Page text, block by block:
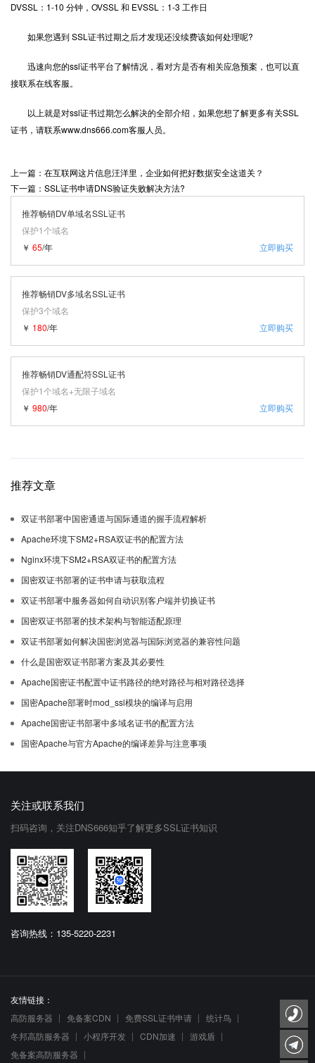
DVSSL：1-10 分钟，OVSSL 和 EVSSL：1-3 工作日
如果您遇到 SSL证书过期之后才发现还没续费该如何处理呢?
迅速向您的ssl证书平台了解情况，看对方是否有相关应急预案，也可以直
接联系在线客服。
以上就是对ssl证书过期怎么解决的全部介绍，如果您想了解更多有关SSL
证书，请联系www.dns666.com客服人员。
上一篇：在互联网这片信息汪洋里，企业如何把好数据安全这道关？
下一篇：SSL证书申请DNS验证失败解决方法?
推荐畅销DV单域名SSL证书
保护1个域名
立即购买
￥ 65/年
推荐畅销DV多域名SSL证书
保护3个域名
立即购买
￥ 180/年
推荐畅销DV通配符SSL证书
保护1个域名+无限子域名
立即购买
￥ 980/年
推荐文章
双证书部署中国密通道与国际通道的握手流程解析
Apache环境下SM2+RSA双证书的配置方法
Nginx环境下SM2+RSA双证书的配置方法
国密双证书部署的证书申请与获取流程
双证书部署中服务器如何自动识别客户端并切换证书
国密双证书部署的技术架构与智能适配原理
双证书部署如何解决国密浏览器与国际浏览器的兼容性问题
什么是国密双证书部署方案及其必要性
Apache国密证书配置中证书路径的绝对路径与相对路径选择
国密Apache部署时mod_ssl模块的编译与启用
Apache国密证书部署中多域名证书的配置方法
国密Apache与官方Apache的编译差异与注意事项
关注或联系我们
扫码咨询，关注DNS666知乎了解更多SSL证书知识
咨询热线：135-5220-2231
友情链接：
高防服务器
免备案CDN 免费SSL证书申请
统计鸟
冬邦高防服务器
小程序开发 CDN加速
游戏盾
免备案高防服务器